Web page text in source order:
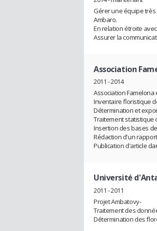
Gérer une équipe
Ambaro.
En relation étroite
Assurer la
Association
2011 - 2014
Association Famelona
Inventaire floristique
Détermination et
Traitement statistique
Insertion des bases
Rédaction d'un
Publication d'article
Université
2011 - 2011
Projet Ambatovy-
Traitement des
Détermination des